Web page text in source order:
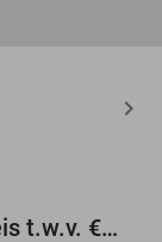
Maak gratis kans op een droomreis t.w.v. €3.000!